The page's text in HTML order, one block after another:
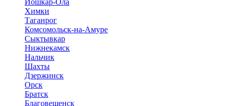
Йошкар-Ола
Химки
Таганрог
Комсомольск-на-Амуре
Сыктывкар
Нижнекамск
Нальчик
Шахты
Дзержинск
Орск
Братск
Благовещенск